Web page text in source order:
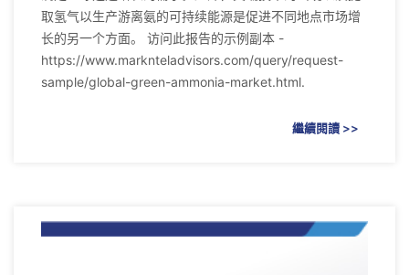
取氢气以生产游离氨的可持续能源是促进不同地点市场增
长的另一个方面。 访问此报告的示例副本 -
https://www.marknteladvisors.com/query/request-
sample/global-green-ammonia-market.html.
繼續閱讀 >>